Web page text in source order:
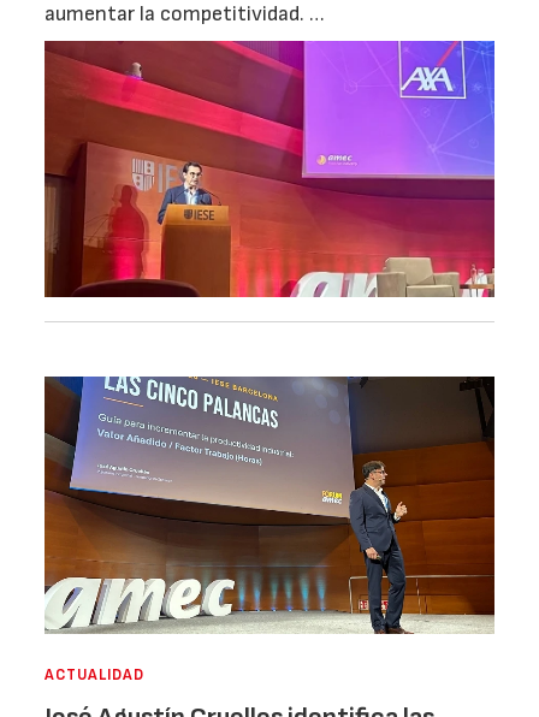
aumentar la competitividad. …
ACTUALIDAD